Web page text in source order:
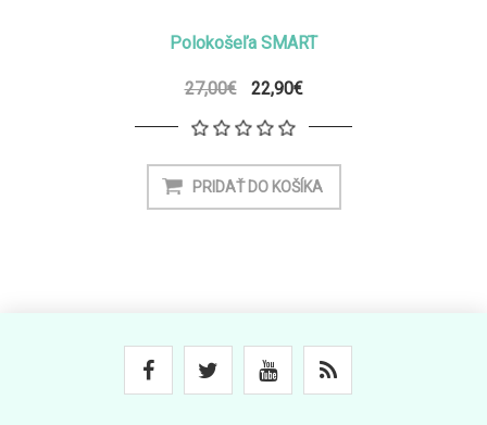
Polokošeľa SMART
27,00€ 22,90€